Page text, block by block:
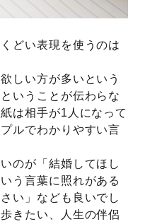
どい表現を使うのは
しい方が多いという
いうことが伝わらな
は相手が1人になって
ルでわかりやすい言
のが「結婚してほし
う言葉に照れがある
い」なども良いでし
きたい、人生の伴侶